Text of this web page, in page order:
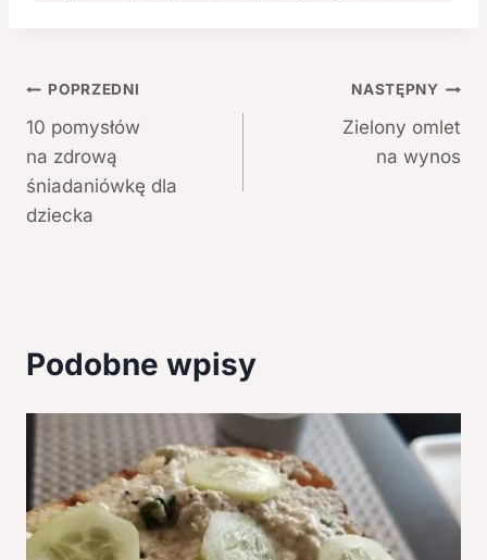
Nawigacja
wpisu
POPRZEDNI
10 pomysłów
na zdrową
śniadaniówkę dla
dziecka
NASTĘPNY
Zielony omlet
na wynos
Podobne wpisy